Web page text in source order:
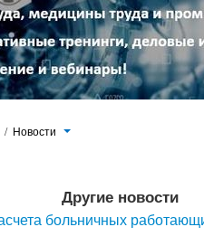
/ Новости
Другие новости
больничных